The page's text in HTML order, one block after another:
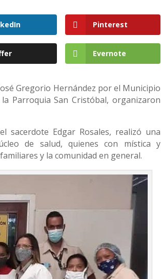
Pinterest
Evernote
Gregorio Hernández por el Municipio
Parroquia San Cristóbal, organizaron
sacerdote Edgar Rosales, realizó una
de salud, quienes con mística y
y la comunidad en general.